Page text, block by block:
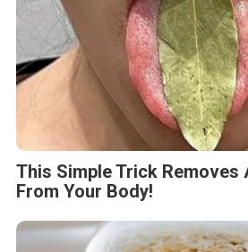
This Simple Trick Removes
From Your Body!